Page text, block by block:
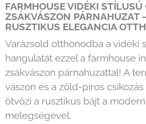
FARMHOUSE VIDÉKI STÍLUSÚ
ZSÁKVÁSZON PÁRNAHUZAT
RUSZTIKUS ELEGANCIA
Varázsold otthonodba a vidéki
hangulatát ezzel a farmhouse
zsákvászon párnahuzattal! A
vászon és a zöld-piros
ötvözi a rusztikus bájt a
melegségével.